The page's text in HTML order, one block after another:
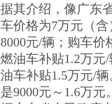
据其介绍，像广东
车价格为7万元（
8000元/辆；购车
燃油车补贴1.2万元
油车补贴1.5万元/
是9000元～1.6万元